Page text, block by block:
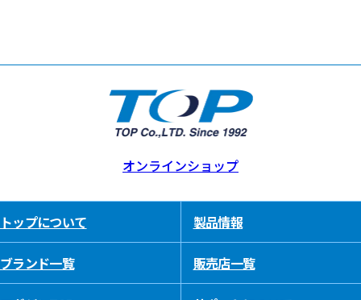
オンラインショップ
トップについて 製品情報
ブランド一覧 販売店一覧